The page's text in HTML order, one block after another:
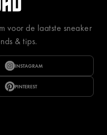
voor de laatste sneaker
& tips.
INSTAGRAM
PINTEREST